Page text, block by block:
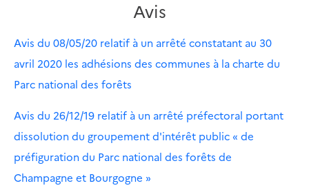
Avis
Avis du 08/05/20 relatif à un arrêté constatant au 30
avril 2020 les adhésions des communes à la charte du
Parc national des forêts
Avis du 26/12/19 relatif à un arrêté préfectoral portant
dissolution du groupement d'intérêt public « de
préfiguration du Parc national des forêts de
Champagne et Bourgogne »